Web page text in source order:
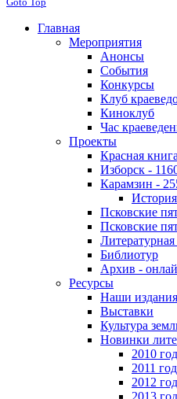
Главная
Мероприятия
Анонсы
События
Конкурсы
Клуб
Киноклуб
Час
Проекты
Красная
Изборск -
Карамзин -
Псковские
Псковские
Литературная
Библиотур
Архив -
Ресурсы
Наши издания
Выставки
Культура
Новинки
2010 год
2011 год
2012 год